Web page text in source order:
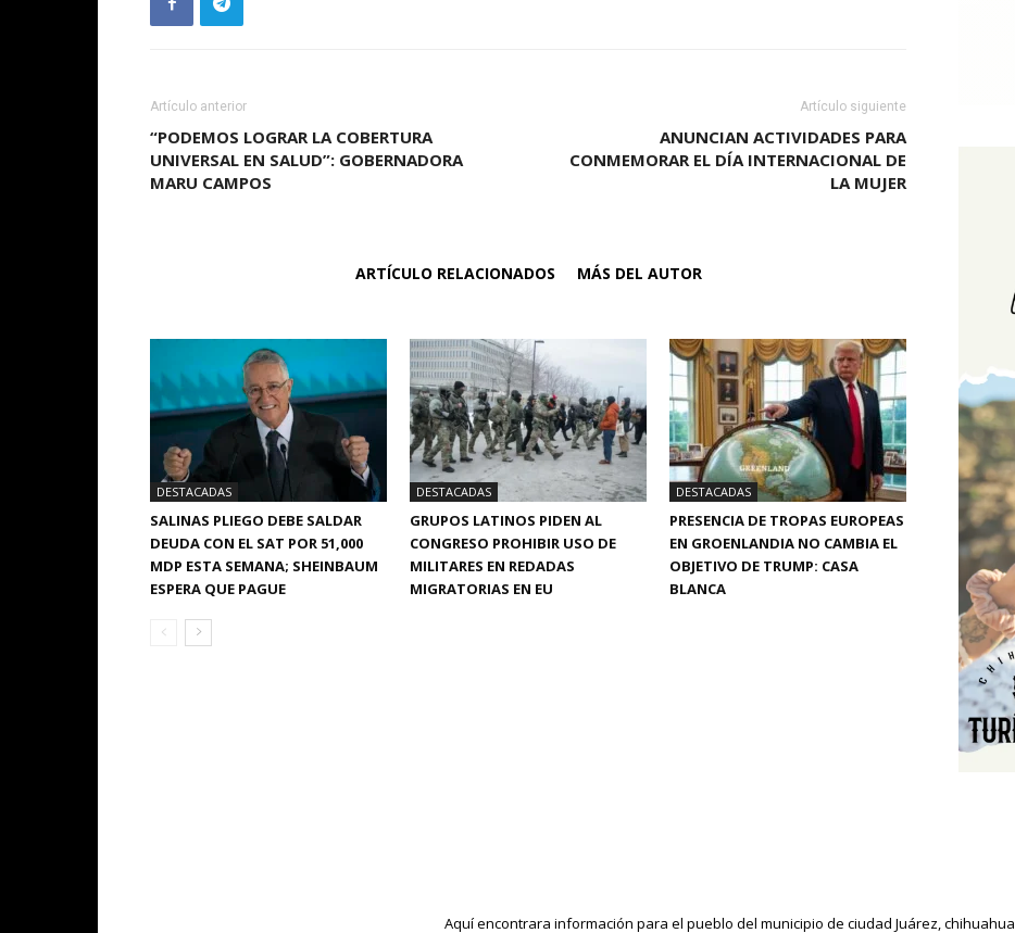
Artículo anterior
“PODEMOS LOGRAR LA COBERTURA
UNIVERSAL EN SALUD”: GOBERNADORA
MARU CAMPOS
Artículo siguiente
ANUNCIAN ACTIVIDADES PARA
CONMEMORAR EL DÍA INTERNACIONAL DE
LA MUJER
ARTÍCULO RELACIONADOS MÁS DEL AUTOR
DESTACADAS
SALINAS PLIEGO DEBE SALDAR
DEUDA CON EL SAT POR 51,000
MDP ESTA SEMANA; SHEINBAUM
ESPERA QUE PAGUE
DESTACADAS
GRUPOS LATINOS PIDEN AL
CONGRESO PROHIBIR USO DE
MILITARES EN REDADAS
MIGRATORIAS EN EU
DESTACADAS
PRESENCIA DE TROPAS EUROPEAS
EN GROENLANDIA NO CAMBIA EL
OBJETIVO DE TRUMP: CASA
BLANCA
Aquí encontrara información para el pueblo del municipio de ciudad Juárez, chihuahua